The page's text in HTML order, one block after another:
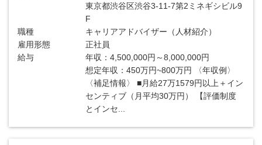
東京都渋谷区渋谷3-11-7第2ミネギシビル9
F
職種
キャリアアドバイザー（人材紹介）
雇用形態
正社員
給与
年収：4,500,000円～8,000,000円
想定年収：450万円~800万円 〈年収例〉
〈補足情報〉 ■月給27万1579円以上＋イン
センティブ（月平均30万円） 【評価制度
とインセ...